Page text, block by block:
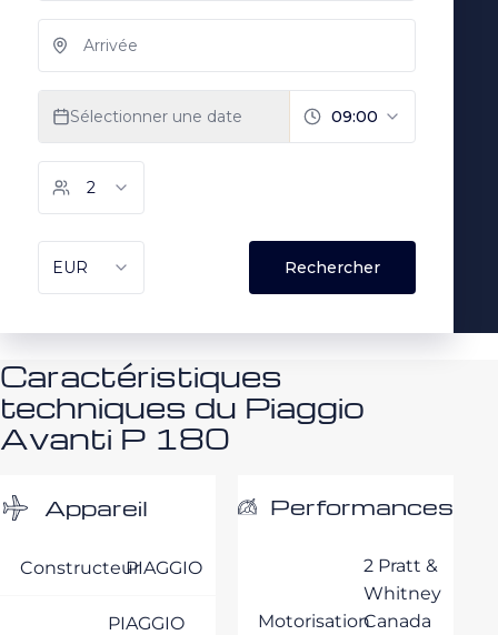
Caractéristiques
techniques du Piaggio
Avanti P 180
Appareil
ConstructeurPIAGGIO
PIAGGIO
Performances
Motorisation
2 Pratt &
Whitney
Canada